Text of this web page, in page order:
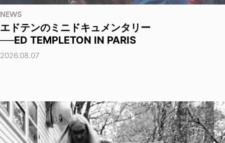
NEWS
エドテンのミニドキュメンタリー
──ED TEMPLETON IN PARIS
2026.08.07